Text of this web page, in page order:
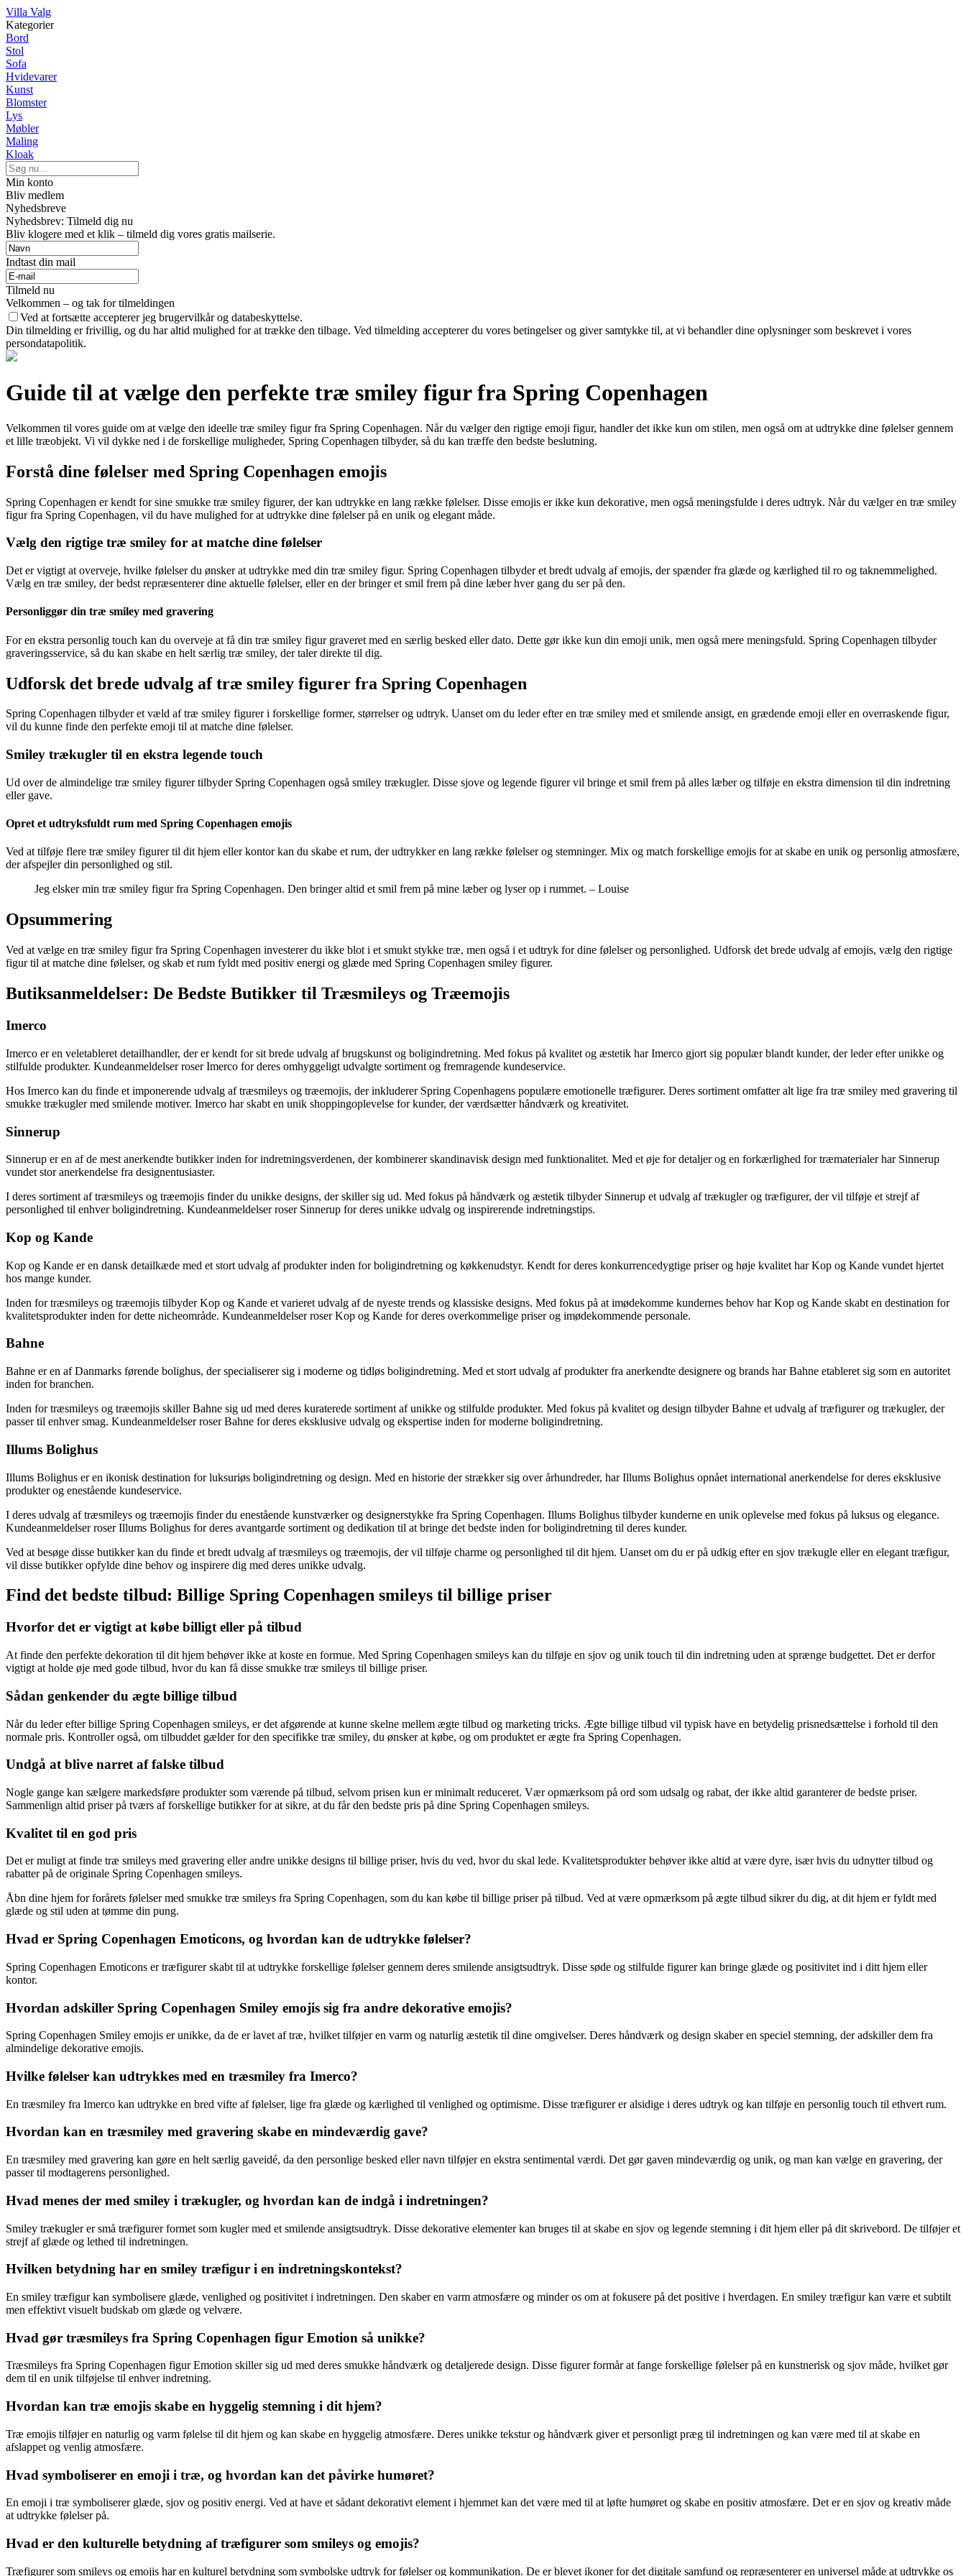
Villa Valg
Kategorier
Bord
Stol
Sofa
Hvidevarer
Kunst
Blomster
Lys
Møbler
Maling
Kloak
Min konto
Bliv medlem
Nyhedsbreve
Nyhedsbrev: Tilmeld dig nu
Bliv klogere med et klik – tilmeld dig vores gratis mailserie.
Indtast din mail
Tilmeld nu
Velkommen – og tak for tilmeldingen
Ved at fortsætte accepterer jeg brugervilkår og databeskyttelse.
Din tilmelding er frivillig, og du har altid mulighed for at trække den tilbage. Ved tilmelding accepterer du vores betingelser og giver samtykke til, at vi behandler dine oplysninger som beskrevet i vores
persondatapolitik.
Guide til at vælge den perfekte træ smiley figur fra Spring Copenhagen
Velkommen til vores guide om at vælge den ideelle træ smiley figur fra Spring Copenhagen. Når du vælger den rigtige emoji figur, handler det ikke kun om stilen, men også om at udtrykke dine følelser gennem
et lille træobjekt. Vi vil dykke ned i de forskellige muligheder, Spring Copenhagen tilbyder, så du kan træffe den bedste beslutning.
Forstå dine følelser med Spring Copenhagen emojis
Spring Copenhagen er kendt for sine smukke træ smiley figurer, der kan udtrykke en lang række følelser. Disse emojis er ikke kun dekorative, men også meningsfulde i deres udtryk. Når du vælger en træ smiley
figur fra Spring Copenhagen, vil du have mulighed for at udtrykke dine følelser på en unik og elegant måde.
Vælg den rigtige træ smiley for at matche dine følelser
Det er vigtigt at overveje, hvilke følelser du ønsker at udtrykke med din træ smiley figur. Spring Copenhagen tilbyder et bredt udvalg af emojis, der spænder fra glæde og kærlighed til ro og taknemmelighed.
Vælg en træ smiley, der bedst repræsenterer dine aktuelle følelser, eller en der bringer et smil frem på dine læber hver gang du ser på den.
Personliggør din træ smiley med gravering
For en ekstra personlig touch kan du overveje at få din træ smiley figur graveret med en særlig besked eller dato. Dette gør ikke kun din emoji unik, men også mere meningsfuld. Spring Copenhagen tilbyder
graveringsservice, så du kan skabe en helt særlig træ smiley, der taler direkte til dig.
Udforsk det brede udvalg af træ smiley figurer fra Spring Copenhagen
Spring Copenhagen tilbyder et væld af træ smiley figurer i forskellige former, størrelser og udtryk. Uanset om du leder efter en træ smiley med et smilende ansigt, en grædende emoji eller en overraskende figur,
vil du kunne finde den perfekte emoji til at matche dine følelser.
Smiley trækugler til en ekstra legende touch
Ud over de almindelige træ smiley figurer tilbyder Spring Copenhagen også smiley trækugler. Disse sjove og legende figurer vil bringe et smil frem på alles læber og tilføje en ekstra dimension til din indretning
eller gave.
Opret et udtryksfuldt rum med Spring Copenhagen emojis
Ved at tilføje flere træ smiley figurer til dit hjem eller kontor kan du skabe et rum, der udtrykker en lang række følelser og stemninger. Mix og match forskellige emojis for at skabe en unik og personlig atmosfære,
der afspejler din personlighed og stil.
Jeg elsker min træ smiley figur fra Spring Copenhagen. Den bringer altid et smil frem på mine læber og lyser op i rummet. – Louise
Opsummering
Ved at vælge en træ smiley figur fra Spring Copenhagen investerer du ikke blot i et smukt stykke træ, men også i et udtryk for dine følelser og personlighed. Udforsk det brede udvalg af emojis, vælg den rigtige
figur til at matche dine følelser, og skab et rum fyldt med positiv energi og glæde med Spring Copenhagen smiley figurer.
Butiksanmeldelser: De Bedste Butikker til Træsmileys og Træemojis
Imerco
Imerco er en veletableret detailhandler, der er kendt for sit brede udvalg af brugskunst og boligindretning. Med fokus på kvalitet og æstetik har Imerco gjort sig populær blandt kunder, der leder efter unikke og
stilfulde produkter. Kundeanmeldelser roser Imerco for deres omhyggeligt udvalgte sortiment og fremragende kundeservice.
Hos Imerco kan du finde et imponerende udvalg af træsmileys og træemojis, der inkluderer Spring Copenhagens populære emotionelle træfigurer. Deres sortiment omfatter alt lige fra træ smiley med gravering til
smukke trækugler med smilende motiver. Imerco har skabt en unik shoppingoplevelse for kunder, der værdsætter håndværk og kreativitet.
Sinnerup
Sinnerup er en af de mest anerkendte butikker inden for indretningsverdenen, der kombinerer skandinavisk design med funktionalitet. Med et øje for detaljer og en forkærlighed for træmaterialer har Sinnerup
vundet stor anerkendelse fra designentusiaster.
I deres sortiment af træsmileys og træemojis finder du unikke designs, der skiller sig ud. Med fokus på håndværk og æstetik tilbyder Sinnerup et udvalg af trækugler og træfigurer, der vil tilføje et strejf af
personlighed til enhver boligindretning. Kundeanmeldelser roser Sinnerup for deres unikke udvalg og inspirerende indretningstips.
Kop og Kande
Kop og Kande er en dansk detailkæde med et stort udvalg af produkter inden for boligindretning og køkkenudstyr. Kendt for deres konkurrencedygtige priser og høje kvalitet har Kop og Kande vundet hjertet
hos mange kunder.
Inden for træsmileys og træemojis tilbyder Kop og Kande et varieret udvalg af de nyeste trends og klassiske designs. Med fokus på at imødekomme kundernes behov har Kop og Kande skabt en destination for
kvalitetsprodukter inden for dette nicheområde. Kundeanmeldelser roser Kop og Kande for deres overkommelige priser og imødekommende personale.
Bahne
Bahne er en af Danmarks førende bolighus, der specialiserer sig i moderne og tidløs boligindretning. Med et stort udvalg af produkter fra anerkendte designere og brands har Bahne etableret sig som en autoritet
inden for branchen.
Inden for træsmileys og træemojis skiller Bahne sig ud med deres kuraterede sortiment af unikke og stilfulde produkter. Med fokus på kvalitet og design tilbyder Bahne et udvalg af træfigurer og trækugler, der
passer til enhver smag. Kundeanmeldelser roser Bahne for deres eksklusive udvalg og ekspertise inden for moderne boligindretning.
Illums Bolighus
Illums Bolighus er en ikonisk destination for luksuriøs boligindretning og design. Med en historie der strækker sig over århundreder, har Illums Bolighus opnået international anerkendelse for deres eksklusive
produkter og enestående kundeservice.
I deres udvalg af træsmileys og træemojis finder du enestående kunstværker og designerstykke fra Spring Copenhagen. Illums Bolighus tilbyder kunderne en unik oplevelse med fokus på luksus og elegance.
Kundeanmeldelser roser Illums Bolighus for deres avantgarde sortiment og dedikation til at bringe det bedste inden for boligindretning til deres kunder.
Ved at besøge disse butikker kan du finde et bredt udvalg af træsmileys og træemojis, der vil tilføje charme og personlighed til dit hjem. Uanset om du er på udkig efter en sjov trækugle eller en elegant træfigur,
vil disse butikker opfylde dine behov og inspirere dig med deres unikke udvalg.
Find det bedste tilbud: Billige Spring Copenhagen smileys til billige priser
Hvorfor det er vigtigt at købe billigt eller på tilbud
At finde den perfekte dekoration til dit hjem behøver ikke at koste en formue. Med Spring Copenhagen smileys kan du tilføje en sjov og unik touch til din indretning uden at sprænge budgettet. Det er derfor
vigtigt at holde øje med gode tilbud, hvor du kan få disse smukke træ smileys til billige priser.
Sådan genkender du ægte billige tilbud
Når du leder efter billige Spring Copenhagen smileys, er det afgørende at kunne skelne mellem ægte tilbud og marketing tricks. Ægte billige tilbud vil typisk have en betydelig prisnedsættelse i forhold til den
normale pris. Kontroller også, om tilbuddet gælder for den specifikke træ smiley, du ønsker at købe, og om produktet er ægte fra Spring Copenhagen.
Undgå at blive narret af falske tilbud
Nogle gange kan sælgere markedsføre produkter som værende på tilbud, selvom prisen kun er minimalt reduceret. Vær opmærksom på ord som udsalg og rabat, der ikke altid garanterer de bedste priser.
Sammenlign altid priser på tværs af forskellige butikker for at sikre, at du får den bedste pris på dine Spring Copenhagen smileys.
Kvalitet til en god pris
Det er muligt at finde træ smileys med gravering eller andre unikke designs til billige priser, hvis du ved, hvor du skal lede. Kvalitetsprodukter behøver ikke altid at være dyre, især hvis du udnytter tilbud og
rabatter på de originale Spring Copenhagen smileys.
Åbn dine hjem for forårets følelser med smukke træ smileys fra Spring Copenhagen, som du kan købe til billige priser på tilbud. Ved at være opmærksom på ægte tilbud sikrer du dig, at dit hjem er fyldt med
glæde og stil uden at tømme din pung.
Hvad er Spring Copenhagen Emoticons, og hvordan kan de udtrykke følelser?
Spring Copenhagen Emoticons er træfigurer skabt til at udtrykke forskellige følelser gennem deres smilende ansigtsudtryk. Disse søde og stilfulde figurer kan bringe glæde og positivitet ind i ditt hjem eller
kontor.
Hvordan adskiller Spring Copenhagen Smiley emojis sig fra andre dekorative emojis?
Spring Copenhagen Smiley emojis er unikke, da de er lavet af træ, hvilket tilføjer en varm og naturlig æstetik til dine omgivelser. Deres håndværk og design skaber en speciel stemning, der adskiller dem fra
almindelige dekorative emojis.
Hvilke følelser kan udtrykkes med en træsmiley fra Imerco?
En træsmiley fra Imerco kan udtrykke en bred vifte af følelser, lige fra glæde og kærlighed til venlighed og optimisme. Disse træfigurer er alsidige i deres udtryk og kan tilføje en personlig touch til ethvert rum.
Hvordan kan en træsmiley med gravering skabe en mindeværdig gave?
En træsmiley med gravering kan gøre en helt særlig gaveidé, da den personlige besked eller navn tilføjer en ekstra sentimental værdi. Det gør gaven mindeværdig og unik, og man kan vælge en gravering, der
passer til modtagerens personlighed.
Hvad menes der med smiley i trækugler, og hvordan kan de indgå i indretningen?
Smiley trækugler er små træfigurer formet som kugler med et smilende ansigtsudtryk. Disse dekorative elementer kan bruges til at skabe en sjov og legende stemning i dit hjem eller på dit skrivebord. De tilføjer et
strejf af glæde og lethed til indretningen.
Hvilken betydning har en smiley træfigur i en indretningskontekst?
En smiley træfigur kan symbolisere glæde, venlighed og positivitet i indretningen. Den skaber en varm atmosfære og minder os om at fokusere på det positive i hverdagen. En smiley træfigur kan være et subtilt
men effektivt visuelt budskab om glæde og velvære.
Hvad gør træsmileys fra Spring Copenhagen figur Emotion så unikke?
Træsmileys fra Spring Copenhagen figur Emotion skiller sig ud med deres smukke håndværk og detaljerede design. Disse figurer formår at fange forskellige følelser på en kunstnerisk og sjov måde, hvilket gør
dem til en unik tilføjelse til enhver indretning.
Hvordan kan træ emojis skabe en hyggelig stemning i dit hjem?
Træ emojis tilføjer en naturlig og varm følelse til dit hjem og kan skabe en hyggelig atmosfære. Deres unikke tekstur og håndværk giver et personligt præg til indretningen og kan være med til at skabe en
afslappet og venlig atmosfære.
Hvad symboliserer en emoji i træ, og hvordan kan det påvirke humøret?
En emoji i træ symboliserer glæde, sjov og positiv energi. Ved at have et sådant dekorativt element i hjemmet kan det være med til at løfte humøret og skabe en positiv atmosfære. Det er en sjov og kreativ måde
at udtrykke følelser på.
Hvad er den kulturelle betydning af træfigurer som smileys og emojis?
Træfigurer som smileys og emojis har en kulturel betydning som symbolske udtryk for følelser og kommunikation. De er blevet ikoner for det digitale samfund og repræsenterer en universel måde at udtrykke os